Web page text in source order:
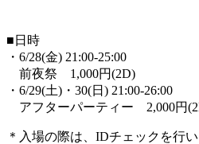
■日時
・6/28(金) 21:00-25:00
前夜祭 1,000円(2D)
・6/29(土)・30(日) 21:00-26:00
アフターパーティー 2,000円
＊入場の際は、IDチェックを行い